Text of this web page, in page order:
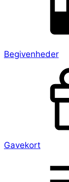
Begivenheder
Gavekort